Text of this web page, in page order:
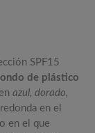
SPF15
de plástico
azul, dorado,
en el
en el que